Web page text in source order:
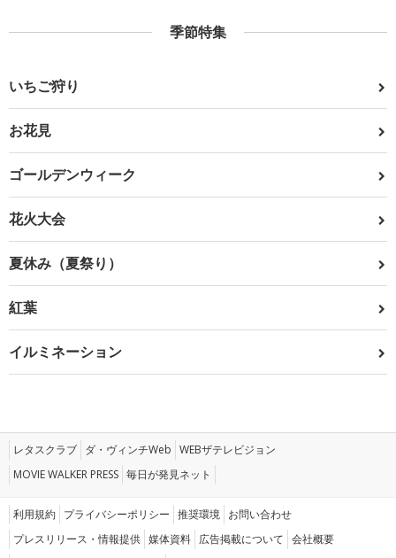
季節特集
いちご狩り
お花見
ゴールデンウィーク
花火大会
夏休み（夏祭り）
紅葉
イルミネーション
レタスクラブ ダ・ヴィンチWeb WEBザテレビジョン
MOVIE WALKER PRESS 毎日が発見ネット
利用規約 プライバシーポリシー 推奨環境 お問い合わせ
プレスリリース・情報提供 媒体資料 広告掲載について 会社概要